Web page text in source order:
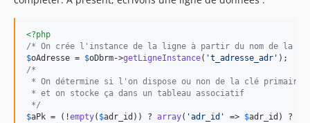
<?php
/* On crée l'instance de la ligne à partir du nom de la
$oAdresse = $oDbrm->getLigneInstance( 't_adresse_adr '
/*
* On détermine si l'on dispose ou non de la clé primaire
* et on stocke ça dans un tableau associatif
*/
$aPk = (!empty( $adr_id )) ? array( 'adr_id ' => $adr_id ) ?